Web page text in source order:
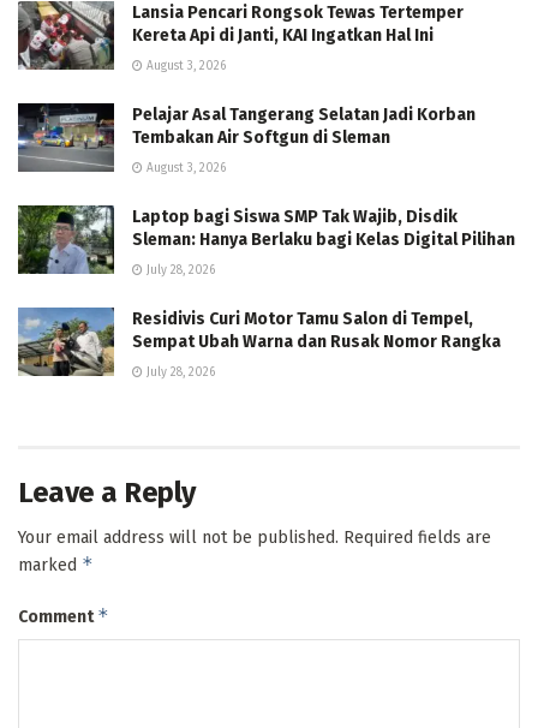
Lansia Pencari Rongsok Tewas Tertemper
Kereta Api di Janti, KAI Ingatkan Hal Ini
August 3, 2026
Pelajar Asal Tangerang Selatan Jadi Korban
Tembakan Air Softgun di Sleman
August 3, 2026
Laptop bagi Siswa SMP Tak Wajib, Disdik
Sleman: Hanya Berlaku bagi Kelas Digital Pilihan
July 28, 2026
Residivis Curi Motor Tamu Salon di Tempel,
Sempat Ubah Warna dan Rusak Nomor Rangka
July 28, 2026
Leave a Reply
Your email address will not be published. Required fields are
marked *
Comment*